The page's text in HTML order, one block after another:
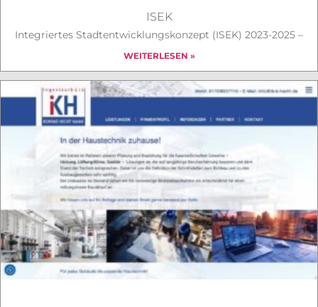
ISEK
Integriertes Stadtentwicklungskonzept (ISEK) 2023-2025 –
WEITERLESEN »